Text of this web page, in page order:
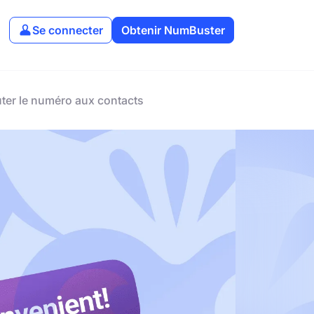
Se connecter Obtenir NumBuster
le numéro aux contacts